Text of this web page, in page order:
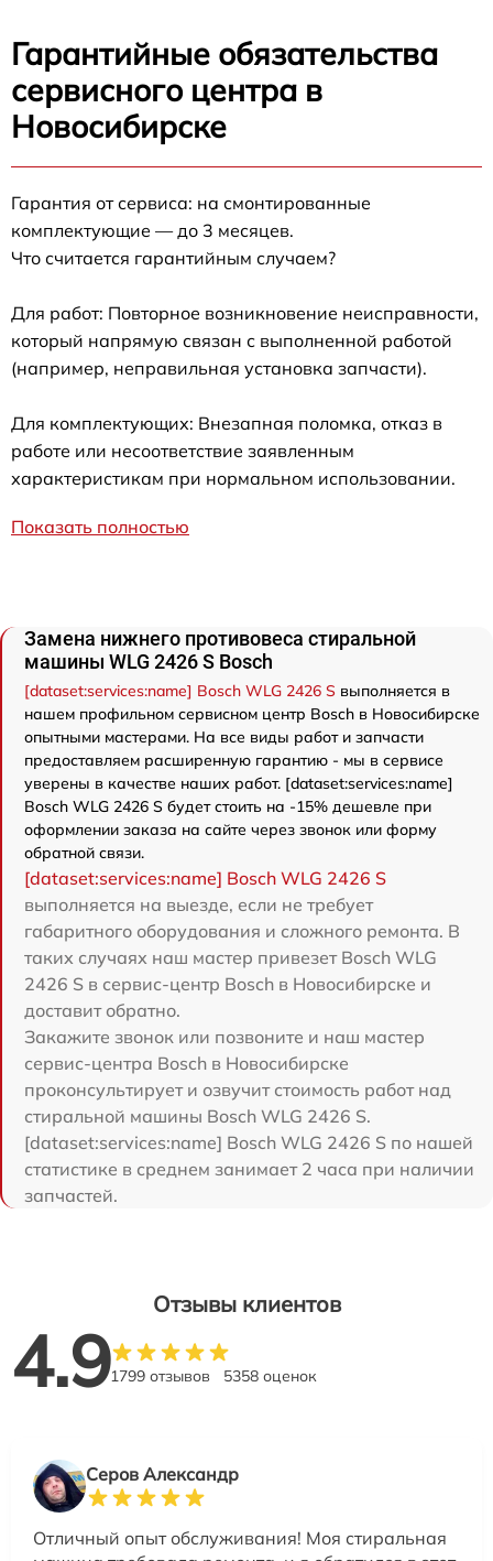
Гарантийные обязательства
сервисного центра в
Новосибирске
Гарантия от сервиса: на смонтированные
комплектующие — до 3 месяцев.
Что считается гарантийным случаем?
Для работ: Повторное возникновение неисправности,
который напрямую связан с выполненной работой
(например, неправильная установка запчасти).
Для комплектующих: Внезапная поломка, отказ в
работе или несоответствие заявленным
характеристикам при нормальном использовании.
Показать полностью
Замена нижнего противовеса стиральной
машины WLG 2426 S Bosch
[dataset:services:name] Bosch WLG 2426 S выполняется в
нашем профильном сервисном центр Bosch в Новосибирске
опытными мастерами. На все виды работ и запчасти
предоставляем расширенную гарантию - мы в сервисе
уверены в качестве наших работ. [dataset:services:name]
Bosch WLG 2426 S будет стоить на -15% дешевле при
оформлении заказа на сайте через звонок или форму
обратной связи.
[dataset:services:name] Bosch WLG 2426 S
выполняется на выезде, если не требует
габаритного оборудования и сложного ремонта. В
таких случаях наш мастер привезет Bosch WLG
2426 S в сервис-центр Bosch в Новосибирске и
доставит обратно.
Закажите звонок или позвоните и наш мастер
сервис-центра Bosch в Новосибирске
проконсультирует и озвучит стоимость работ над
стиральной машины Bosch WLG 2426 S.
[dataset:services:name] Bosch WLG 2426 S по нашей
статистике в среднем занимает 2 часа при наличии
запчастей.
Отзывы клиентов
4.91799 отзывов 5358 оценок
Серов Александр
Отличный опыт обслуживания! Моя стиральная